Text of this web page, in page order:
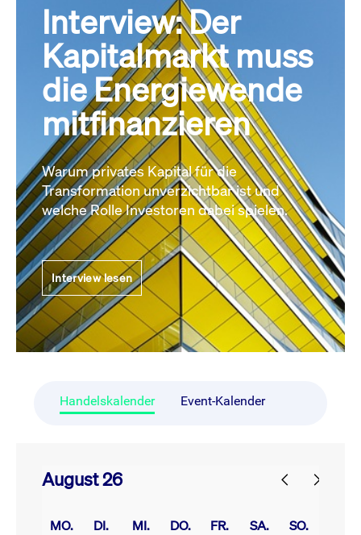
Interview: Der
Kapitalmarkt muss
die Energiewende
mitfinanzieren
Warum privates Kapital für die
Transformation unverzichtbar ist und
welche Rolle Investoren dabei spielen.
Interview lesen
Handelskalender Event-Kalender
August 26
MO. DI. MI. DO. FR. SA. SO.